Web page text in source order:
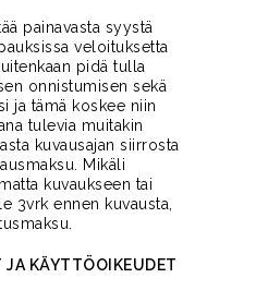
painavasta syystä
veloituksetta
pidä tulla
onnistumisen sekä
ja tämä koskee niin
tulevia muitakin
kuvausajan siirrosta
Mikäli
kuvaukseen tai
3vrk ennen kuvausta,
JA KÄYTTÖOIKEUDET